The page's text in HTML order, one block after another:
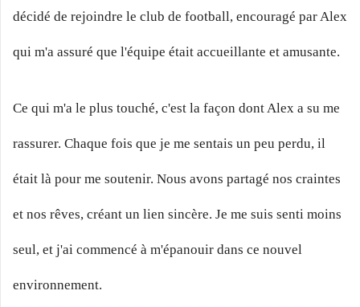
décidé de rejoindre le club de football, encouragé par Alex
qui m'a assuré que l'équipe était accueillante et amusante.
Ce qui m'a le plus touché, c'est la façon dont Alex a su me
rassurer. Chaque fois que je me sentais un peu perdu, il
était là pour me soutenir. Nous avons partagé nos craintes
et nos rêves, créant un lien sincère. Je me suis senti moins
seul, et j'ai commencé à m'épanouir dans ce nouvel
environnement.